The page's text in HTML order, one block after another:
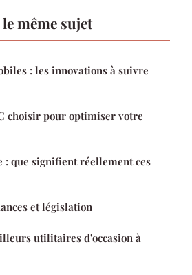
même sujet
: les innovations à suivre
choisir pour optimiser votre
: que signifient réellement ces
et législation
utilitaires d'occasion à